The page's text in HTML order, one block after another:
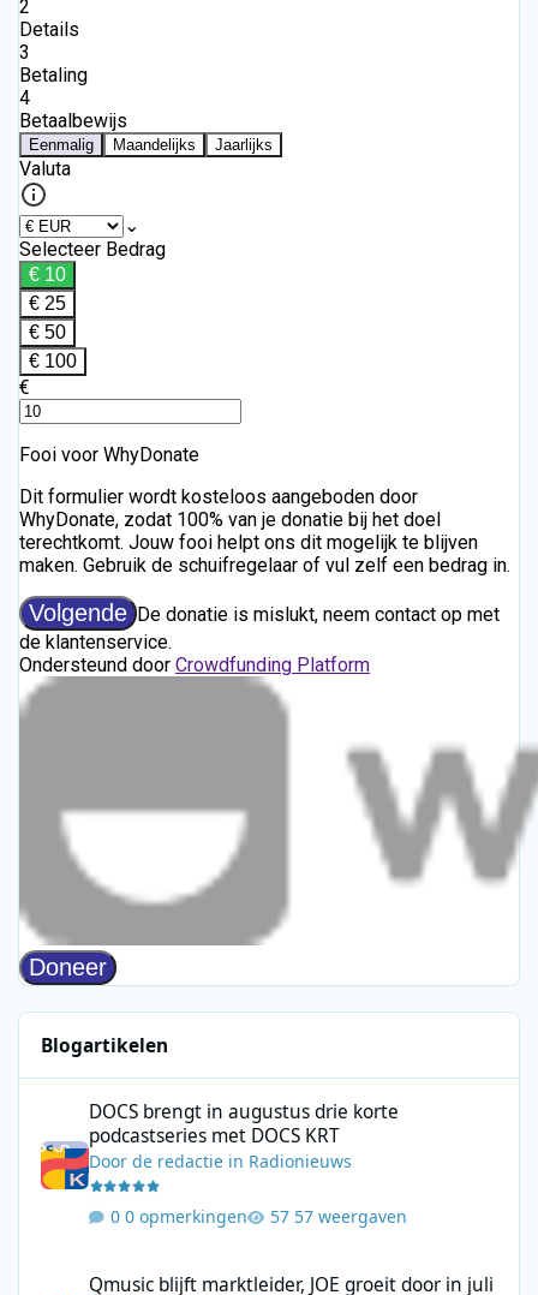
Blogartikelen
DOCS brengt in augustus drie korte
podcastseries met DOCS KRT
Doorde redactie in Radionieuws
0 opmerkingen 57 weergaven
Qmusic blijft marktleider, JOE groeit door in juli